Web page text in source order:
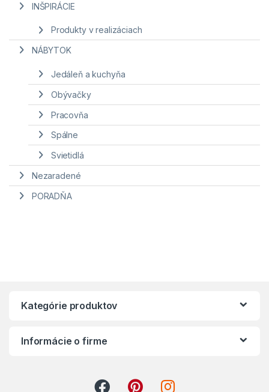
INŠPIRÁCIE
Produkty v realizáciach
NÁBYTOK
Jedáleň a kuchyňa
Obývačky
Pracovňa
Spálne
Svietidlá
Nezaradené
PORADŇA
Kategórie produktov
Informácie o firme